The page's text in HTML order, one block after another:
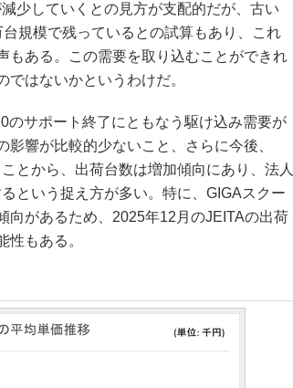
少していくとの見方が支配的だが、古い
規模で残っているとの試算もあり、これ
もある。この需要を取り込むことができれ
はないかというわけだ。
サポート終了にともなう駆け込み需要が
響が比較的少ないこと、さらに今後、
とから、出荷台数は増加傾向にあり、法人
という捉え方が多い。特に、GIGAスクー
向があるため、2025年12月のJEITAの出荷
もある。